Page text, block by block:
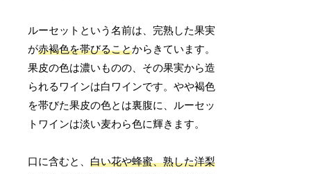
ルーセットという名前は、完熟した果実
が赤褐色を帯びることからきています。
果皮の色は濃いものの、その果実から造
られるワインは白ワインです。やや褐色
を帯びた果皮の色とは裏腹に、ルーセッ
トワインは淡い麦わら色に輝きます。
口に含むと、白い花や蜂蜜、熟した洋梨